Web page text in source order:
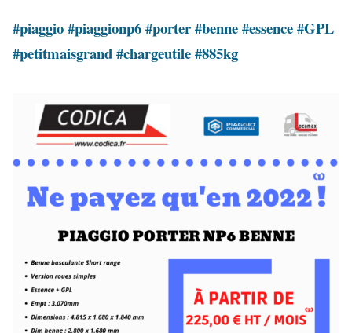
#piaggio#piaggionp6#porter#benne#essence#GPL
#petitmaisgrand#chargeutile#885kg